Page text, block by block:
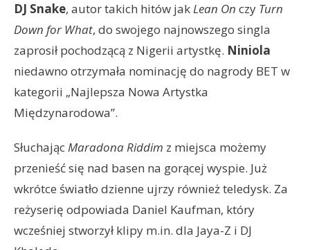
DJ Snake, autor takich hitów jakLean On czy Turn
Down for What, do swojego najnowszego singla
zaprosił pochodzącą z Nigerii artystkę. Niniola
niedawno otrzymała nominację do nagrody BET w
kategorii „Najlepsza Nowa Artystka
Międzynarodowa”.
SłuchającMaradona Riddim z miejsca możemy
przenieść się nad basen na gorącej wyspie. Już
wkrótce światło dzienne ujrzy również teledysk. Za
reżyserię odpowiada Daniel Kaufman, który
wcześniej stworzył klipy m.in. dla Jaya-Z i DJ